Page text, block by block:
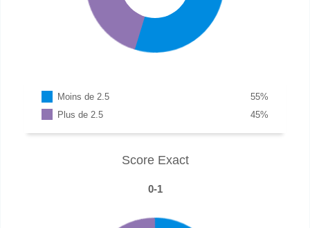
Moins de 2.5 %
55
Plus de 2.5
%
45
Score Exact
0-1